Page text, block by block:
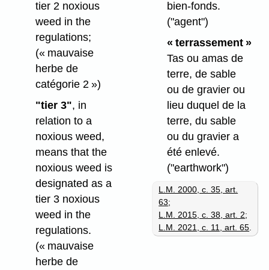
tier 2 noxious
weed in the
regulations;
(« mauvaise
herbe de
catégorie 2 »)
"tier 3", in
relation to a
noxious weed,
means that the
noxious weed is
designated as a
tier 3 noxious
weed in the
regulations.
(« mauvaise
herbe de
bien-fonds.
("agent")
« terrassement »
Tas ou amas de
terre, de sable
ou de gravier ou
lieu duquel de la
terre, du sable
ou du gravier a
été enlevé.
("earthwork")
L.M. 2000, c. 35, art.
63;
L.M. 2015, c. 38, art. 2;
L.M. 2021, c. 11, art. 65